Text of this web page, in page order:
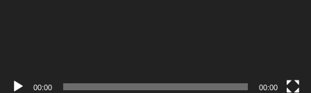
00:00 00:00